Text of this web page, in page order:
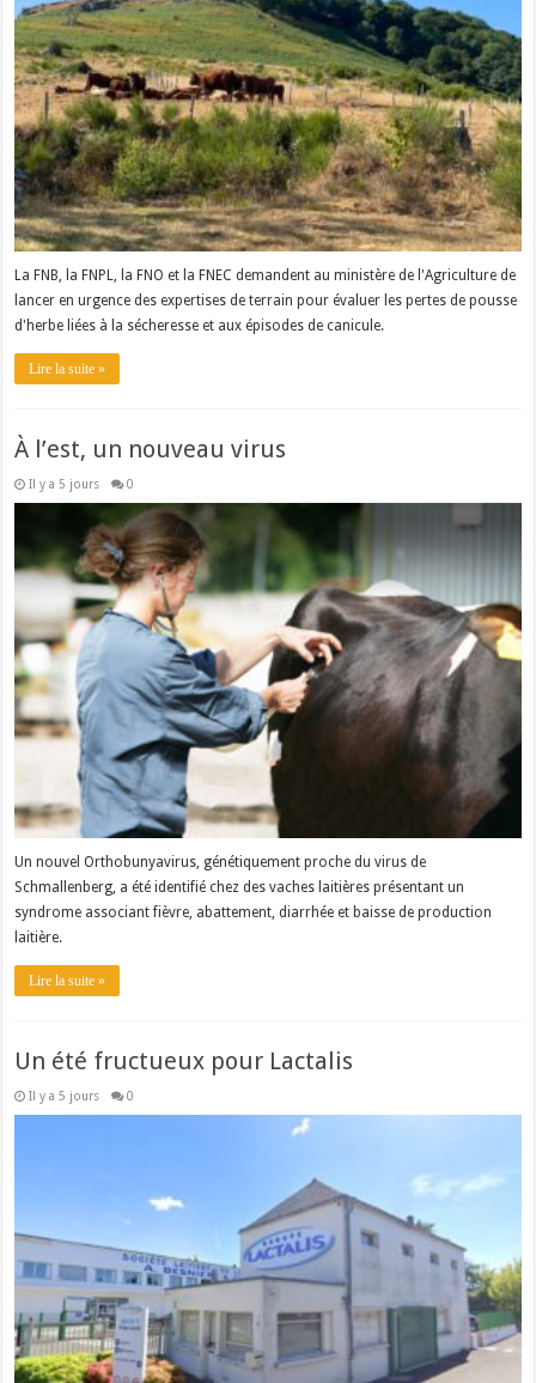
La FNB, la FNPL, la FNO et la FNEC demandent au ministère de l'Agriculture de
lancer en urgence des expertises de terrain pour évaluer les pertes de pousse
d'herbe liées à la sécheresse et aux épisodes de canicule.
Lire la suite »
À l’est, un nouveau virus
Il y a 5 jours 0
Un nouvel Orthobunyavirus, génétiquement proche du virus de
Schmallenberg, a été identifié chez des vaches laitières présentant un
syndrome associant fièvre, abattement, diarrhée et baisse de production
laitière.
Lire la suite »
Un été fructueux pour Lactalis
Il y a 5 jours 0